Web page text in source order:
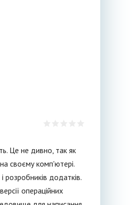
Це не дивно, так як
своєму комп'ютері.
розробників додатків.
операційних